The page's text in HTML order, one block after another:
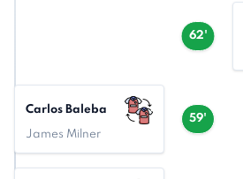
62'
59'
Carlos Baleba
James Milner